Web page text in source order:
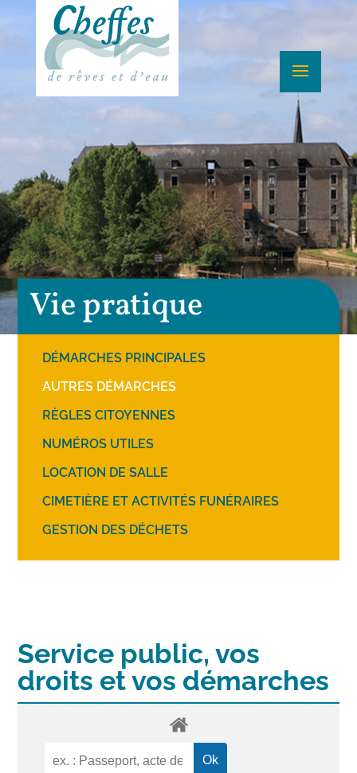
Vie pratique
DÉMARCHES PRINCIPALES
AUTRES DÉMARCHES
RÈGLES CITOYENNES
NUMÉROS UTILES
LOCATION DE SALLE
CIMETIÈRE ET ACTIVITÉS FUNÉRAIRES
GESTION DES DÉCHETS
Service public, vos
droits et vos démarches